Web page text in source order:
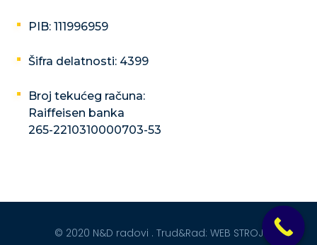
PIB: 111996959
Šifra delatnosti: 4399
Broj tekućeg računa:
Raiffeisen banka
265-2210310000703-53
© 2020 N&D radovi . Trud&Rad: WEB STROJ